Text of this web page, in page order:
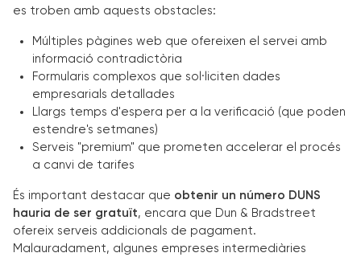
es troben amb aquests obstacles:
Múltiples pàgines web que ofereixen el servei amb
informació contradictòria
Formularis complexos que sol·liciten dades
empresarials detallades
Llargs temps d'espera per a la verificació (que poden
estendre's setmanes)
Serveis "premium" que prometen accelerar el procés
a canvi de tarifes
És important destacar que obtenir un número DUNS
hauria de ser gratuït, encara que Dun & Bradstreet
ofereix serveis addicionals de pagament.
Malauradament, algunes empreses intermediàries